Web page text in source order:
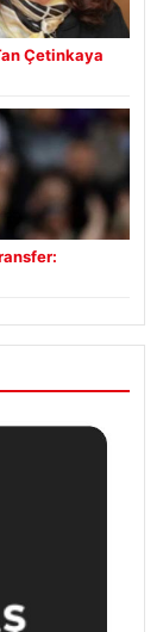
Çetinkaya